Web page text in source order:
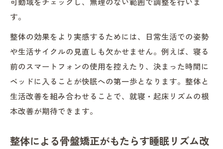
す。
整体の効果をより実感するためには、日常生活での姿勢
や生活サイクルの見直しも欠かせません。例えば、寝る
前のスマートフォンの使用を控えたり、決まった時間に
ベッドに入ることが快眠への第一歩となります。整体と
生活改善を組み合わせることで、就寝・起床リズムの根
本改善が期待できます。
整体による骨盤矯正がもたらす睡眠リズム改